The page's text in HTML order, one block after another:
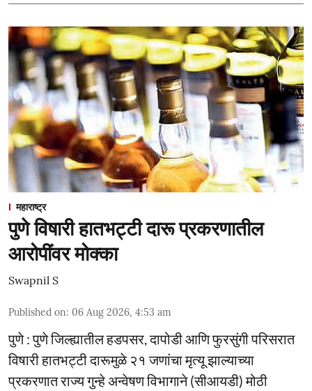
महाराष्ट्र
पुणे विषारी हातभट्टी दारू प्रकरणातील
आरोपींवर मोक्का
Swapnil S
Published on: 06 Aug 2026, 4:53 am
पुणे : पुणे जिल्ह्यातील हडपसर, दापोडी आणि फुरसुंगी परिसरात
विषारी हातभट्टी दारूमुळे २१ जणांचा मृत्यू झाल्याच्या
प्रकरणात राज्य गुन्हे अन्वेषण विभागाने (सीआयडी) मोठी